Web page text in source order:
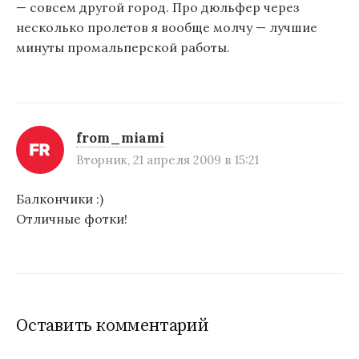
— совсем другой город. Про дюльфер через
несколько пролетов я вообще молчу — лучшие
минуты промальперской работы.
from_miami
Вторник, 21 апреля 2009 в 15:21
Балкончики :)
Отличные фотки!
Оставить комментарий